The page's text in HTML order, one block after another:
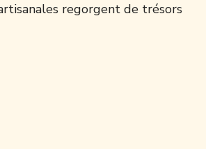
regorgent de trésors